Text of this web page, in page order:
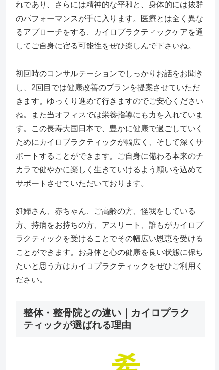
れであり、さらには精神的な平和と、身体的には抜群
のパフォーマンスが手に入ります。医療とは全く異な
るアプローチをする、カイロプラクティックケアを通
してご自身に宿る可能性をぜひ楽しんで下さいね。
初回時のコンサルテーションでしっかりお話をお聞き
し、2回目では健康改善のプランを提案させていただ
きます。ゆっくり進めて行きますのでご安心ください
ね。また当オフィスでは栄養指導にも力を入れていま
す。この長寿大国日本で、豊かに健康で過ごしていく
ためにカイロプラクティックが幅広く、そして深くサ
ポートすることができます。ご自身に備わる本来のチ
カラで健やかに楽しく生きていけるよう願いを込めて
サポートさせていただいております。
妊婦さん、赤ちゃん、ご高齢の方、怪我をしている
方、持病をお持ちの方、アスリート、誰もがカイロプ
ラクティックを受けることでその幅広い恩恵を受ける
ことができます。お身体と心の健康を良い状態に保ち
たいと思う方はカイロプラクティックをぜひご利用く
ださい。
整体・整骨院との違い｜カイロプラク
ティックが選ばれる理由